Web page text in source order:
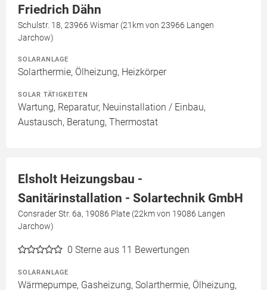
Friedrich Dähn
Schulstr. 18, 23966 Wismar (21km von 23966 Langen
Jarchow)
SOLARANLAGE
Solarthermie, Ölheizung, Heizkörper
SOLAR TÄTIGKEITEN
Wartung, Reparatur, Neuinstallation / Einbau,
Austausch, Beratung, Thermostat
Elsholt Heizungsbau -
Sanitärinstallation - Solartechnik GmbH
Consrader Str. 6a, 19086 Plate (22km von 19086 Langen
Jarchow)
0 Sterne aus 11 Bewertungen
SOLARANLAGE
Wärmepumpe, Gasheizung, Solarthermie, Ölheizung,